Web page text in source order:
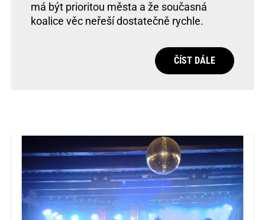
má být prioritou města a že současná
koalice věc neřeší dostatečně rychle.
ČÍST DÁLE